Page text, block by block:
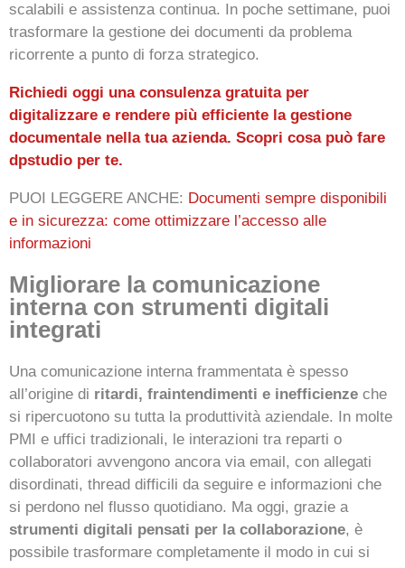
scalabili e assistenza continua. In poche settimane, puoi
trasformare la gestione dei documenti da problema
ricorrente a punto di forza strategico.
Richiedi oggi una consulenza gratuita per
digitalizzare e rendere più efficiente la gestione
documentale nella tua azienda. Scopri cosa può fare
dpstudio per te.
PUOI LEGGERE ANCHE: Documenti sempre disponibili
e in sicurezza: come ottimizzare l’accesso alle
informazioni
Migliorare la comunicazione
interna con strumenti digitali
integrati
Una comunicazione interna frammentata è spesso
all’origine di ritardi, fraintendimenti e inefficienze che
si ripercuotono su tutta la produttività aziendale. In molte
PMI e uffici tradizionali, le interazioni tra reparti o
collaboratori avvengono ancora via email, con allegati
disordinati, thread difficili da seguire e informazioni che
si perdono nel flusso quotidiano. Ma oggi, grazie a
strumenti digitali pensati per la collaborazione, è
possibile trasformare completamente il modo in cui si